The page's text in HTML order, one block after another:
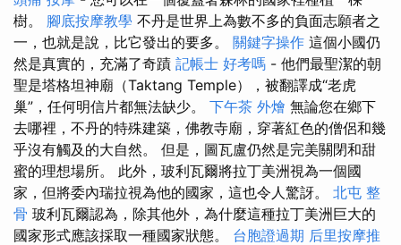
樹。 腳底按摩教學 不丹是世界上為數不多的負面志願者之
一，也就是說，比它發出的要多。 關鍵字操作 這個小國仍
然是真實的，充滿了奇蹟 記帳士 好考嗎 - 他們最聖潔的朝
聖是塔格坦神廟（Taktang Temple），被翻譯成“老虎
巢”，任何明信片都無法缺少。 下午茶 外燴 無論您在鄉下
去哪裡，不丹的特殊建築，佛教寺廟，穿著紅色的僧侶和幾
乎沒有觸及的大自然。 但是，圖瓦盧仍然是完美關閉和甜
蜜的理想場所。 此外，玻利瓦爾將拉丁美洲視為一個國
家，但將委內瑞拉視為他的國家，這也令人驚訝。 北屯 整
骨 玻利瓦爾認為，除其他外，為什麼這種拉丁美洲巨大的
國家形式應該採取一種國家狀態。 台胞證過期 后里按摩推